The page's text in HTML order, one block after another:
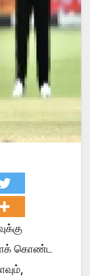
கொண்ட